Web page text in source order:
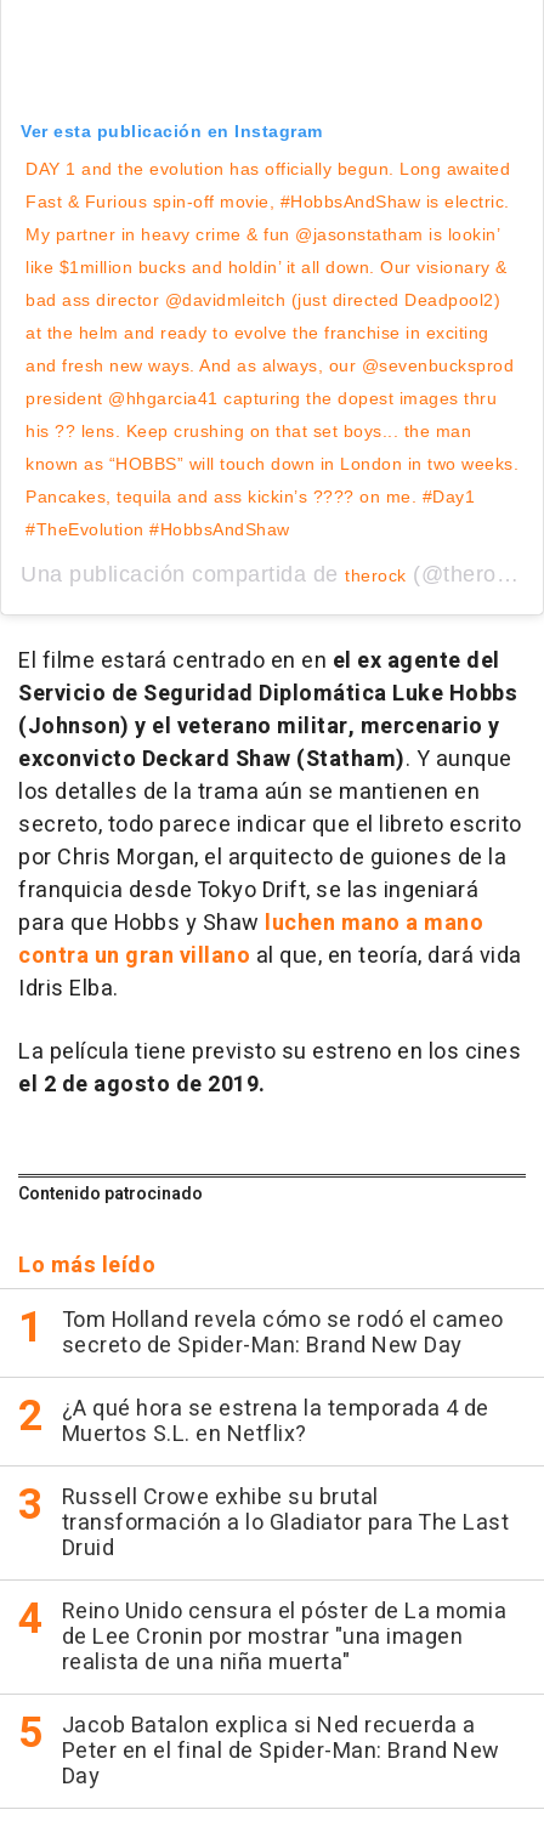
Ver esta publicación en Instagram
DAY 1 and the evolution has officially begun. Long awaited
Fast & Furious spin-off movie, #HobbsAndShaw is electric.
My partner in heavy crime & fun @jasonstatham is lookin’
like $1million bucks and holdin’ it all down. Our visionary &
bad ass director @davidmleitch (just directed Deadpool2)
at the helm and ready to evolve the franchise in exciting
and fresh new ways. And as always, our @sevenbucksprod
president @hhgarcia41 capturing the dopest images thru
his ?? lens. Keep crushing on that set boys... the man
known as “HOBBS” will touch down in London in two weeks.
Pancakes, tequila and ass kickin’s ???? on me. #Day1
#TheEvolution #HobbsAndShaw
Una publicación compartida de therock (@therock) el
El filme estará centrado en en el ex agente del
Servicio de Seguridad Diplomática Luke Hobbs
(Johnson) y el veterano militar, mercenario y
exconvicto Deckard Shaw (Statham). Y aunque
los detalles de la trama aún se mantienen en
secreto, todo parece indicar que el libreto escrito
por Chris Morgan, el arquitecto de guiones de la
franquicia desde Tokyo Drift, se las ingeniará
para que Hobbs y Shaw luchen mano a mano
contra un gran villano al que, en teoría, dará vida
Idris Elba.
La película tiene previsto su estreno en los cines
el 2 de agosto de 2019.
Contenido patrocinado
Lo más leído
Tom Holland revela cómo se rodó el cameo
secreto de Spider-Man: Brand New Day
¿A qué hora se estrena la temporada 4 de
Muertos S.L. en Netflix?
Russell Crowe exhibe su brutal
transformación a lo Gladiator para The Last
Druid
Reino Unido censura el póster de La momia
de Lee Cronin por mostrar "una imagen
realista de una niña muerta"
Jacob Batalon explica si Ned recuerda a
Peter en el final de Spider-Man: Brand New
Day